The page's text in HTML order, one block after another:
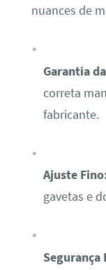
nuances de
Garantia
correta
fabricante.
Ajuste
gavetas e